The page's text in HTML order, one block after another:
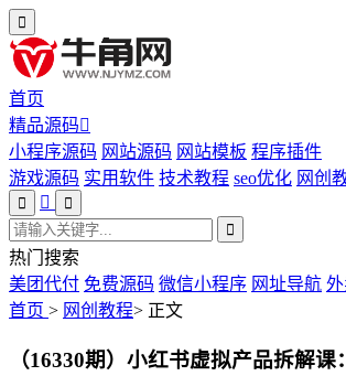
首页
精品源码
小程序源码 网站源码 网站模板 程序插件
游戏源码 实用软件 技术教程 seo优化 网创
热门搜索
美团代付 免费源码 微信小程序 网址导航
首页 > 网创教程> 正文
（16330期）小红书虚拟产品拆解